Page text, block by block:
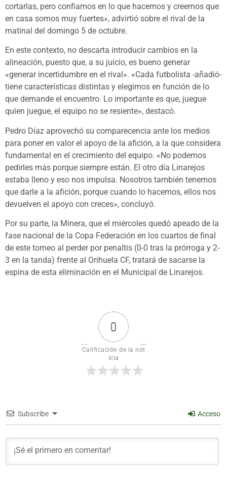
cortarlas, pero confiamos en lo que hacemos y creemos que
en casa somos muy fuertes», advirtió sobre el rival de la
matinal del domingo 5 de octubre.
En este contexto, no descarta introducir cambios en la
alineación, puesto que, a su juicio, es bueno generar
«generar incertidumbre en el rival». «Cada futbolista -añadió-
tiene características distintas y elegimos en función de lo
que demande el encuentro. Lo importante es que, juegue
quien juegue, el equipo no se resiente», destacó.
Pedro Díaz aprovechó su comparecencia ante los medios
para poner en valor el apoyo de la afición, a la que considera
fundamental en el crecimiento del equipo. «No podemos
pedirles más porque siempre están. El otro día Linarejos
estaba lleno y eso nos impulsa. Nosotros también tenemos
que darle a la afición, porque cuando lo hacemos, ellos nos
devuelven el apoyo con creces», concluyó.
Por su parte, la Minera, que el miércoles quedó apeado de la
fase nacional de la Copa Federación en los cuartos de final
de este torneo al perder por penaltis (0-0 tras la prórroga y 2-
3 en la tanda) frente al Orihuela CF, tratará de sacarse la
espina de esta eliminación en el Municipal de Linarejos.
0
Calificación de la not
icia
Subscribe Acceso